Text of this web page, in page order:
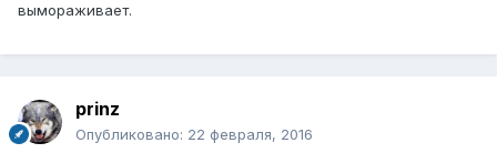
вымораживает.
prinz
Опубликовано: 22 февраля, 2016